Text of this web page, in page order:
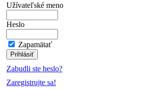
Užívateľské meno
Heslo
Zapamätať
Zabudli ste heslo?
Zaregistrujte sa!